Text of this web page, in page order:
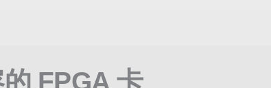
FPGA 卡